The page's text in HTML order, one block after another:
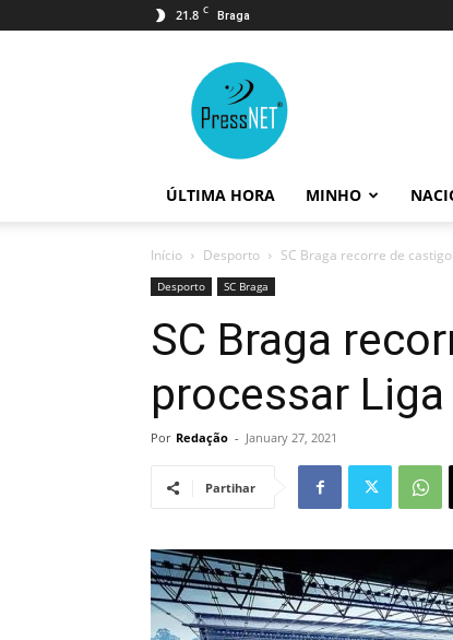
21.8 C Braga
ÚLTIMA HORA MINHO
Início Desporto SC Braga recorre de
Desporto SC Braga
SC Braga
processar
Por Redação - January 27, 2021
Partihar